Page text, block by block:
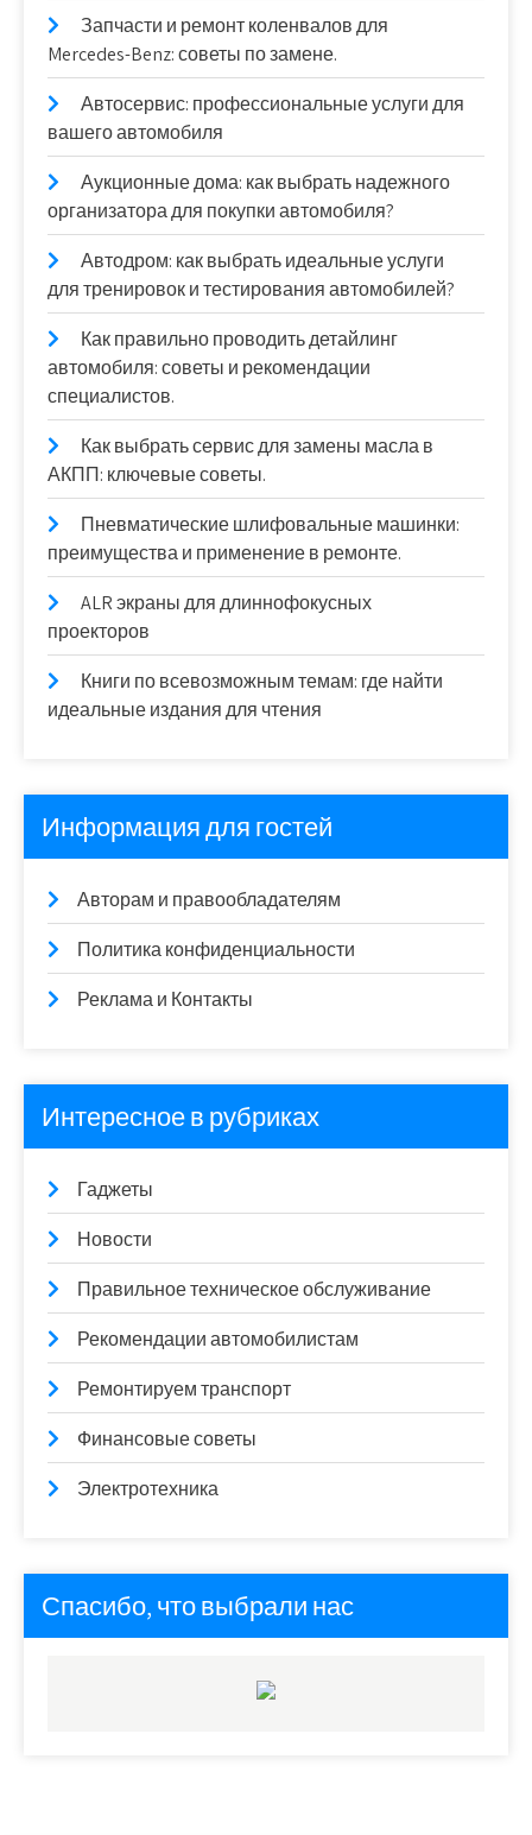
Запчасти и ремонт коленвалов для
Mercedes-Benz: советы по замене.
Автосервис: профессиональные услуги для
вашего автомобиля
Аукционные дома: как выбрать надежного
организатора для покупки автомобиля?
Автодром: как выбрать идеальные услуги
для тренировок и тестирования автомобилей?
Как правильно проводить детайлинг
автомобиля: советы и рекомендации
специалистов.
Как выбрать сервис для замены масла в
АКПП: ключевые советы.
Пневматические шлифовальные машинки:
преимущества и применение в ремонте.
ALR экраны для длиннофокусных
проекторов
Книги по всевозможным темам: где найти
идеальные издания для чтения
Информация для гостей
Авторам и правообладателям
Политика конфиденциальности
Реклама и Контакты
Интересное в рубриках
Гаджеты
Новости
Правильное техническое обслуживание
Рекомендации автомобилистам
Ремонтируем транспорт
Финансовые советы
Электротехника
Спасибо, что выбрали нас